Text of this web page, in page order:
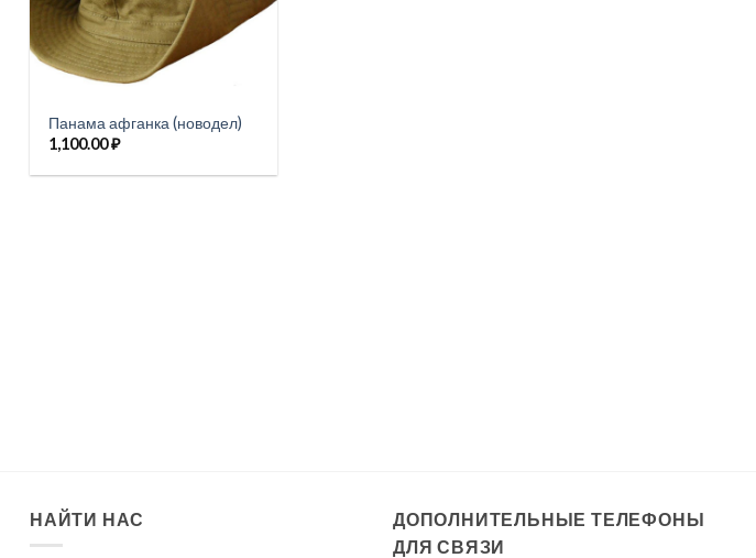
Панама афганка (новодел)
1,100.00₽
НАЙТИ НАС
ДОПОЛНИТЕЛЬНЫЕ ТЕЛЕФОНЫ
ДЛЯ СВЯЗИ